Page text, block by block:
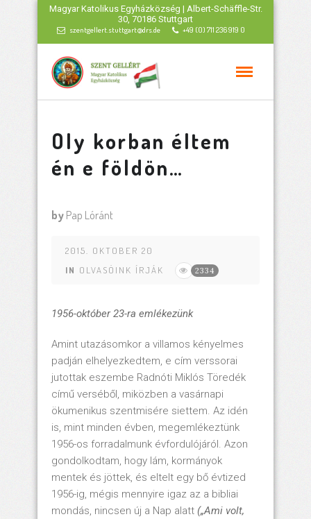
Magyar Katolikus Egyházközség | Albert-Schäffle-Str.
30, 70186 Stuttgart
szentgellert.stuttgart@drs.de +49 (0) 711 236 919 0
Oly korban éltem
én e földön…
by Pap Lóránt
2015. OKTOBER 20
IN OLVASÓINK ÍRJÁK 2334
1956-október 23-ra emlékezünk
Amint utazásomkor a villamos kényelmes
padján elhelyezkedtem, e cím verssorai
jutottak eszembe Radnóti Miklós Töredék
című verséből, miközben a vasárnapi
ökumenikus szentmisére siettem. Az idén
is, mint minden évben, megemlékeztünk
1956-os forradalmunk évfordulójáról. Azon
gondolkodtam, hogy lám, kormányok
mentek és jöttek, és eltelt egy bő évtized
1956-ig, mégis mennyire igaz az a bibliai
mondás, nincsen új a Nap alatt („Ami volt,